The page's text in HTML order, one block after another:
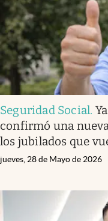
Seguridad Social.
confirmó una
los jubilados que
jueves, 28 de Mayo de 2026